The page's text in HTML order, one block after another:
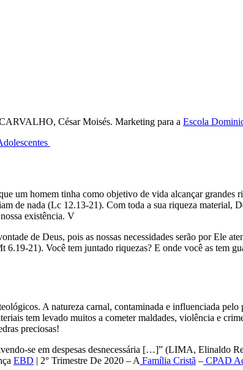
César Moisés. Marketing para a Escola
um homem tinha como objetivo de vida alcançar grandes
de nada (Lc 12.13-21). Com toda a sua riqueza material,
existência. V
de Deus, pois as nossas necessidades serão por Ele
21). Você tem juntado riquezas? E onde você as tem
A natureza carnal, contaminada e influenciada
tem levado muitos a cometer maldades, violência e
preciosas!
se em despesas desnecessária […]” (LIMA, Elinaldo
EBD | 2° Trimestre De 2020 – A Família Cristã – CPAD